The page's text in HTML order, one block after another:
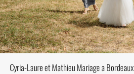
Cyria-Laure et Mathieu Mariage a Bordeaux